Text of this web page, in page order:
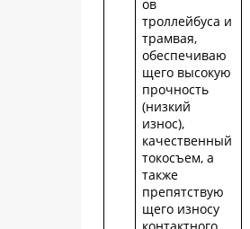
ов
троллейбуса и
трамвая,
обеспечиваю
щего высокую
прочность
(низкий
износ),
качественный
токосъем, а
также
препятствую
щего износу